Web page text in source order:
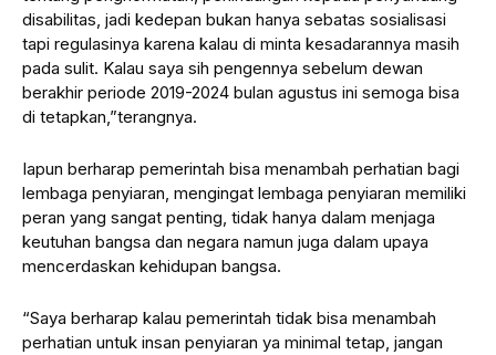
disabilitas, jadi kedepan bukan hanya sebatas sosialisasi
tapi regulasinya karena kalau di minta kesadarannya masih
pada sulit. Kalau saya sih pengennya sebelum dewan
berakhir periode 2019-2024 bulan agustus ini semoga bisa
di tetapkan,”terangnya.
Iapun berharap pemerintah bisa menambah perhatian bagi
lembaga penyiaran, mengingat lembaga penyiaran memiliki
peran yang sangat penting, tidak hanya dalam menjaga
keutuhan bangsa dan negara namun juga dalam upaya
mencerdaskan kehidupan bangsa.
“Saya berharap kalau pemerintah tidak bisa menambah
perhatian untuk insan penyiaran ya minimal tetap, jangan